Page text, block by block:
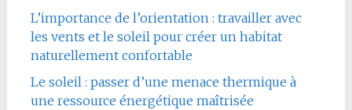
L’importance de l’orientation : travailler avec
les vents et le soleil pour créer un habitat
naturellement confortable
Le soleil : passer d’une menace thermique à
une ressource énergétique maîtrisée